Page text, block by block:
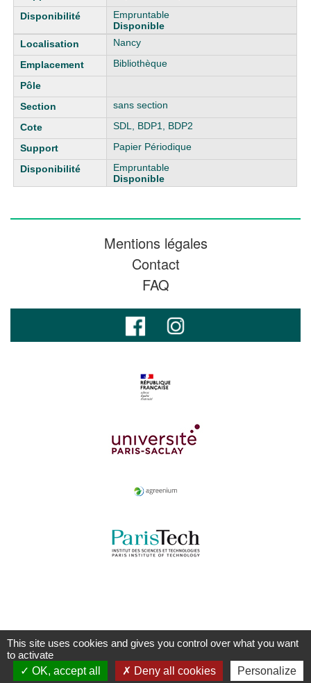
Empruntable
Disponible
Nancy
Bibliothèque
sans section
SDL, BDP1, BDP2
Papier Périodique
Empruntable
Disponible
Mentions légales
Contact
FAQ
This site uses cookies and gives you control over what you want
to activate
OK, accept all
Deny all cookies Personalize